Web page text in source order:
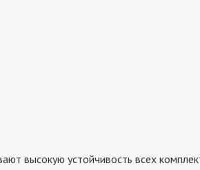
высокую устойчивость всех